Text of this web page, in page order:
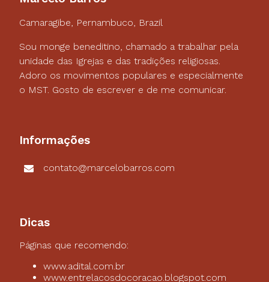
Camaragibe, Pernambuco, Brazil
Sou monge beneditino, chamado a trabalhar pela
unidade das Igrejas e das tradições religiosas.
Adoro os movimentos populares e especialmente
o MST. Gosto de escrever e de me comunicar.
Informações
contato@marcelobarros.com
Dicas
Páginas que recomendo:
www.adital.com.br
www.entrelacosdocoracao.blogspot.com